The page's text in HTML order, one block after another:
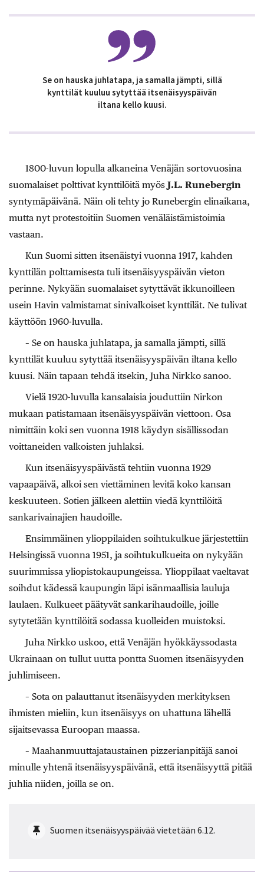
Se on hauska juhlatapa, ja samalla jämpti, sillä
kynttilät kuuluu sytyttää itsenäisyyspäivän
iltana kello kuusi.
1800-luvun lopulla alkaneina Venäjän sortovuosina
suomalaiset polttivat kynttilöitä myös J.L. Runebergin
syntymäpäivänä. Näin oli tehty jo Runebergin elinaikana,
mutta nyt protestoitiin Suomen venäläistämistoimia
vastaan.
Kun Suomi sitten itsenäistyi vuonna 1917, kahden
kynttilän polttamisesta tuli itsenäisyyspäivän vieton
perinne. Nykyään suomalaiset sytyttävät ikkunoilleen
usein Havin valmistamat sinivalkoiset kynttilät. Ne tulivat
käyttöön 1960-luvulla.
– Se on hauska juhlatapa, ja samalla jämpti, sillä
kynttilät kuuluu sytyttää itsenäisyyspäivän iltana kello
kuusi. Näin tapaan tehdä itsekin, Juha Nirkko sanoo.
Vielä 1920-luvulla kansalaisia jouduttiin Nirkon
mukaan patistamaan itsenäisyyspäivän viettoon. Osa
nimittäin koki sen vuonna 1918 käydyn sisällissodan
voittaneiden valkoisten juhlaksi.
Kun itsenäisyyspäivästä tehtiin vuonna 1929
vapaapäivä, alkoi sen viettäminen levitä koko kansan
keskuuteen. Sotien jälkeen alettiin viedä kynttilöitä
sankarivainajien haudoille.
Ensimmäinen ylioppilaiden ­soihtukulkue järjestettiin
Helsingissä vuonna 1951, ja soihtukul­kueita on nykyään
suurimmissa yliopistokaupungeissa. Ylioppilaat vaeltavat
soihdut kädessä kaupungin läpi isänmaallisia lauluja
laulaen. Kulkueet päätyvät sankarihaudoille, joille
sytytetään kynttilöitä sodassa kuolleiden muistoksi.
Juha Nirkko uskoo, että Venäjän hyökkäyssodasta
Ukrainaan on tullut uutta pontta Suomen itsenäisyyden
juhlimiseen.
– Sota on palauttanut itsenäisyyden merkityksen
ihmisten mieliin, kun itsenäisyys on uhattuna lähellä
sijaitsevassa Euroopan maassa.
– Maahanmuuttajataustainen pizzerianpitäjä sanoi
minulle yhtenä itsenäisyyspäivänä, että itsenäisyyttä pitää
juhlia niiden, joilla se on.
Suomen itsenäisyyspäivää vietetään 6.12.